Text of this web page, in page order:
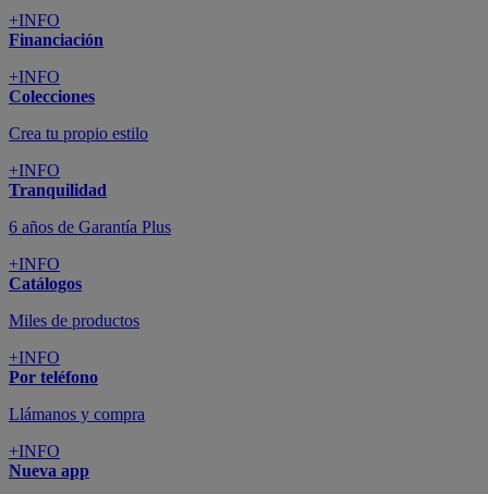
+INFO
Financiación
+INFO
Colecciones
Crea tu propio estilo
+INFO
Tranquilidad
6 años de Garantía Plus
+INFO
Catálogos
Miles de productos
+INFO
Por teléfono
Llámanos y compra
+INFO
Nueva app